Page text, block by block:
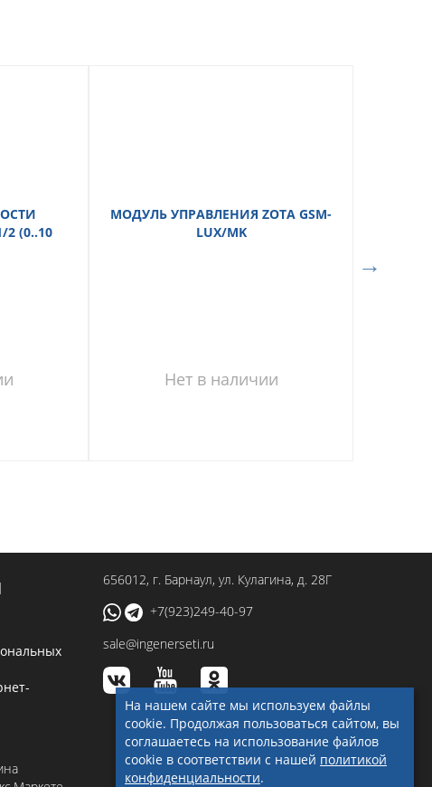
(0..10
МОДУЛЬ УПРАВЛЕНИЯ ZOTA GSM-
LUX/MK
Нет в наличии
656012, г. Барнаул, ул. Кулагина, д. 28Г
+7(923)249-40-97
sale@ingenerseti.ru
На нашем сайте мы используем файлы
cookie. Продолжая пользоваться сайтом, вы
соглашаетесь на использование файлов
cookie в соответствии с нашей политикой
конфиденциальности.